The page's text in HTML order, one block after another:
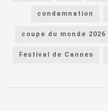
condamnation
coupe du monde 2026
Festival de Cannes